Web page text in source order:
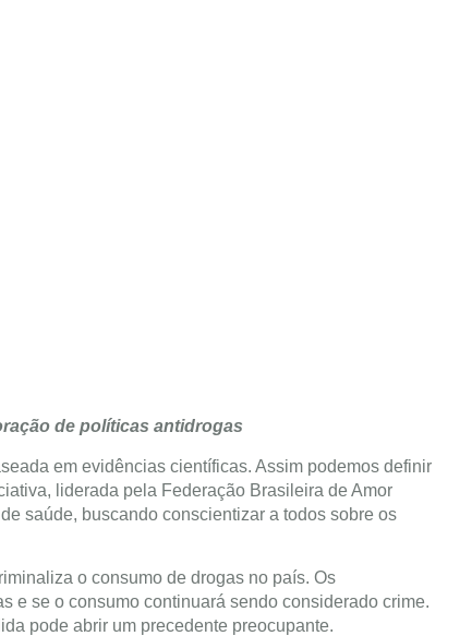
de políticas antidrogas
em evidências científicas. Assim podemos definir
liderada pela Federação Brasileira de Amor
saúde, buscando conscientizar a todos sobre os
o consumo de drogas no país. Os
e se o consumo continuará sendo considerado crime.
pode abrir um precedente preocupante.